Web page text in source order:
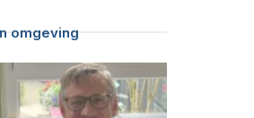
omgeving